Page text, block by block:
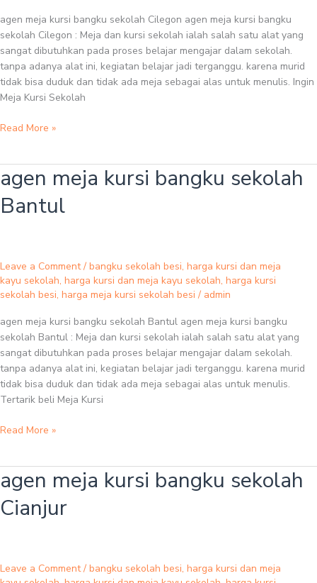
agen meja kursi bangku sekolah Cilegon agen meja kursi bangku
sekolah Cilegon : Meja dan kursi sekolah ialah salah satu alat yang
sangat dibutuhkan pada proses belajar mengajar dalam sekolah.
tanpa adanya alat ini, kegiatan belajar jadi terganggu. karena murid
tidak bisa duduk dan tidak ada meja sebagai alas untuk menulis. Ingin
Meja Kursi Sekolah
Read More »
agen meja kursi bangku sekolah
Bantul
Leave a Comment / bangku sekolah besi, harga kursi dan meja
kayu sekolah, harga kursi dan meja kayu sekolah, harga kursi
sekolah besi, harga meja kursi sekolah besi / admin
agen meja kursi bangku sekolah Bantul agen meja kursi bangku
sekolah Bantul : Meja dan kursi sekolah ialah salah satu alat yang
sangat dibutuhkan pada proses belajar mengajar dalam sekolah.
tanpa adanya alat ini, kegiatan belajar jadi terganggu. karena murid
tidak bisa duduk dan tidak ada meja sebagai alas untuk menulis.
Tertarik beli Meja Kursi
agen
meja
kursi
Read More »
agen meja kursi bangku sekolah
Cianjur
Leave a Comment / bangku sekolah besi, harga kursi dan meja
agen
meja
kursi